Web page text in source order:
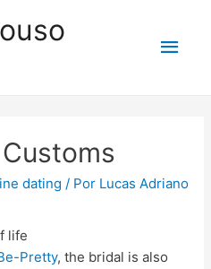
dating / Por Lucas Adriano
life
Pretty, the bridal is also